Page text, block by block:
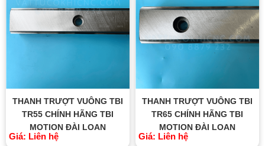
THANH TRƯỢT VUÔNG TBI
TR55 CHÍNH HÃNG TBI
MOTION ĐÀI LOAN
Giá: Liên hệ
THANH TRƯỢT VUÔNG TBI
TR65 CHÍNH HÃNG TBI
MOTION ĐÀI LOAN
Giá: Liên hệ